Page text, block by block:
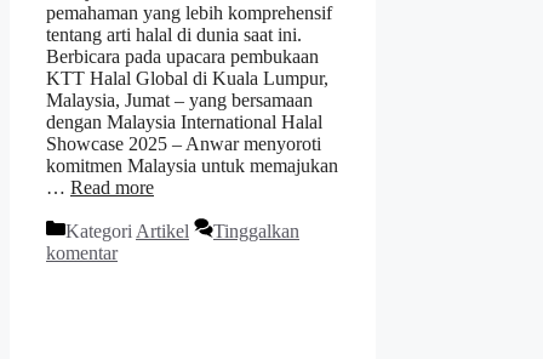
pemahaman yang lebih komprehensif
tentang arti halal di dunia saat ini.
Berbicara pada upacara pembukaan
KTT Halal Global di Kuala Lumpur,
Malaysia, Jumat – yang bersamaan
dengan Malaysia International Halal
Showcase 2025 – Anwar menyoroti
komitmen Malaysia untuk memajukan
… Read more
Kategori Artikel
Tinggalkan
komentar